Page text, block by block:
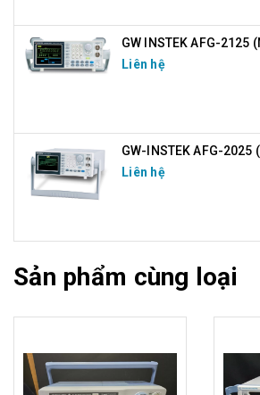
GW INSTEK AFG-2125
Liên hệ
GW-INSTEK AFG-2025
Liên hệ
Sản phẩm cùng loại